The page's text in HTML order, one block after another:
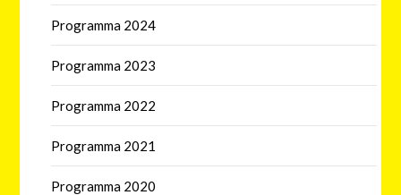
Programma 2024
Programma 2023
Programma 2022
Programma 2021
Programma 2020